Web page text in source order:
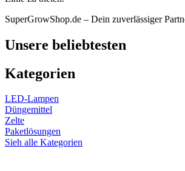
SuperGrowShop.de – Dein zuverlässiger
Unsere beliebtesten
Kategorien
LED-Lampen
Düngemittel
Zelte
Paketlösungen
Sieh alle Kategorien